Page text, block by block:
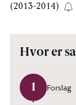
(2013-2014)
Hvor er
1 Forslag